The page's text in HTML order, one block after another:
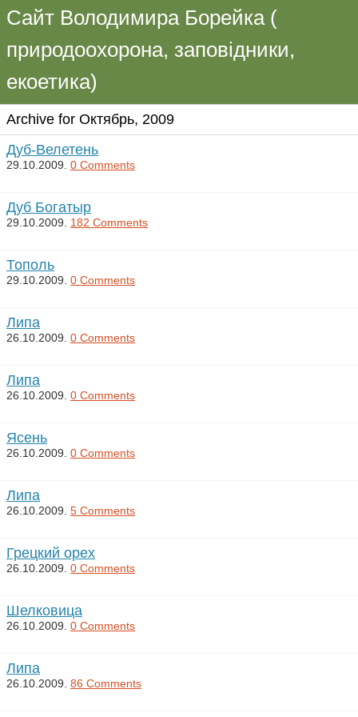
Сайт Володимира Борейка (
природоохорона, заповідники,
екоетика)
Archive for Октябрь, 2009
Дуб-Велетень
29.10.2009. 0 Comments
Дуб Богатыр
29.10.2009. 182 Comments
Тополь
29.10.2009. 0 Comments
Липа
26.10.2009. 0 Comments
Липа
26.10.2009. 0 Comments
Ясень
26.10.2009. 0 Comments
Липа
26.10.2009. 5 Comments
Грецкий орех
26.10.2009. 0 Comments
Шелковица
26.10.2009. 0 Comments
Липа
26.10.2009. 86 Comments